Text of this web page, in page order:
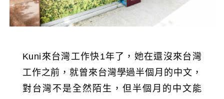
Kuni來台灣工作快1年了，她在還沒來台灣
工作之前，就曾來台灣學過半個月的中文，
對台灣不是全然陌生，但半個月的中文能